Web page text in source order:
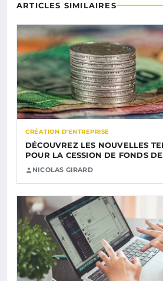
ARTICLES SIMILAIRES
CRÉATION D'ENTREPRISE
DÉCOUVREZ LES NOUVELLES
POUR LA CESSION DE FONDS
NICOLAS GIRARD